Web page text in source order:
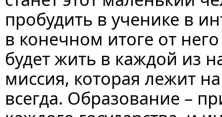
пробудить в ученике в
в конечном итоге от
будет жить в каждой из
миссия, которая лежит
всегда. Образование –